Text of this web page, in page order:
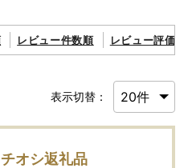
レビュー件数順 レビュー評価順
表示切替：
オシ返礼品